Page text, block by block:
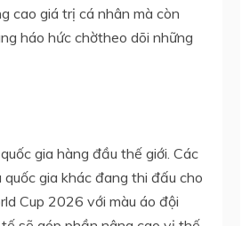
cao giá trị cá nhân mà còn
háo hức chờtheo dõi những
gia hàng đầu thế giới. Các
gia khác đang thi đấu cho
Cup 2026 với màu áo đội